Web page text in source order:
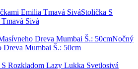
Stolička S
Sivá
Nočný
Dreva Mumbai Š.: 50cm